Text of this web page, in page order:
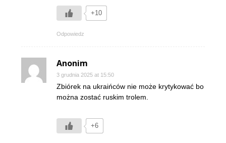
+10
Odpowiedz
Anonim
3 grudnia 2025 at 15:50
Zbiórek na ukraińców nie może krytykować bo
można zostać ruskim trolem.
+6